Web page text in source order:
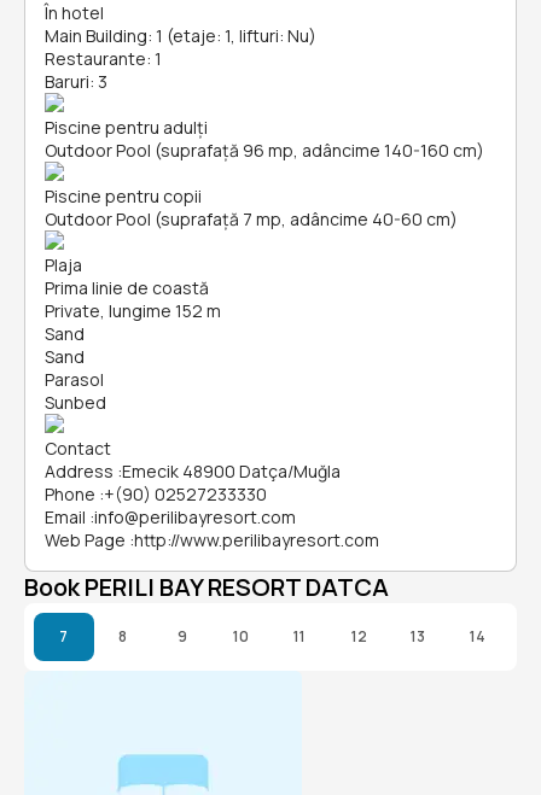
În hotel
Main Building: 1 (etaje: 1, lifturi: Nu)
Restaurante: 1
Baruri: 3
Piscine pentru adulți
Outdoor Pool (suprafață 96 mp, adâncime 140-160 cm)
Piscine pentru copii
Outdoor Pool (suprafață 7 mp, adâncime 40-60 cm)
Plaja
Prima linie de coastă
Private, lungime 152 m
Sand
Sand
Parasol
Sunbed
Contact
Address :Emecik 48900 Datça/Muğla
Phone :+(90) 02527233330
Email :info@perilibayresort.com
Web Page :http://www.perilibayresort.com
Book PERILI BAY RESORT DATCA
7 8 9 10 11 12 13 14